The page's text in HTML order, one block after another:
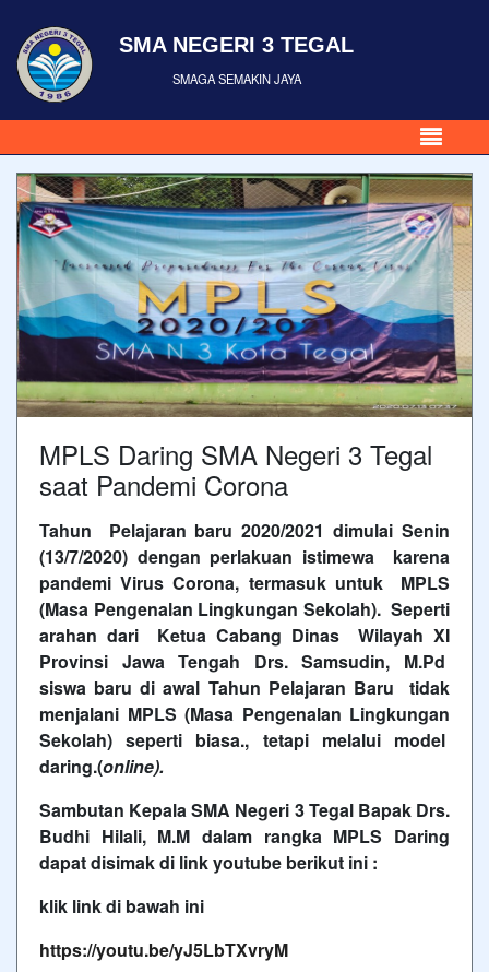
SMA NEGERI 3 TEGAL
SMAGA SEMAKIN JAYA
MPLS Daring SMA Negeri 3 Tegal
saat Pandemi Corona
Tahun Pelajaran baru 2020/2021 dimulai Senin
(13/7/2020) dengan perlakuan istimewa karena
pandemi Virus Corona, termasuk untuk MPLS
(Masa Pengenalan Lingkungan Sekolah). Seperti
arahan dari Ketua Cabang Dinas Wilayah XI
Provinsi Jawa Tengah Drs. Samsudin, M.Pd
siswa baru di awal Tahun Pelajaran Baru tidak
menjalani MPLS (Masa Pengenalan Lingkungan
Sekolah) seperti biasa., tetapi melalui model
daring.(online).
Sambutan Kepala SMA Negeri 3 Tegal Bapak Drs.
Budhi Hilali, M.M dalam rangka MPLS Daring
dapat disimak di link youtube berikut ini :
klik link di bawah ini
https://youtu.be/yJ5LbTXvryM